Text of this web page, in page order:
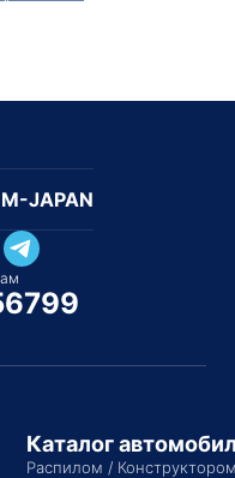
JAPAN
Каталог
Распилом /